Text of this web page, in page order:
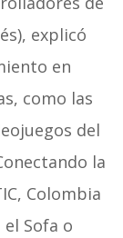
explicó
en
como las
del
la
Colombia
Sofa o